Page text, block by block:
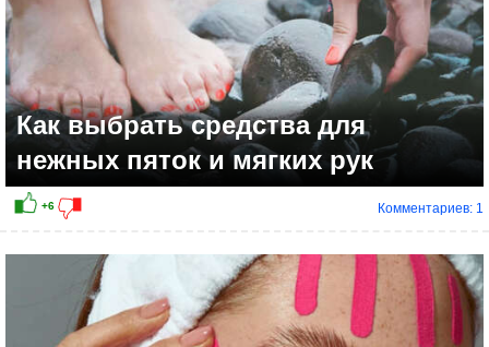
+2
Как выбрать средства для
нежных пяток и мягких рук
Комментариев: 1